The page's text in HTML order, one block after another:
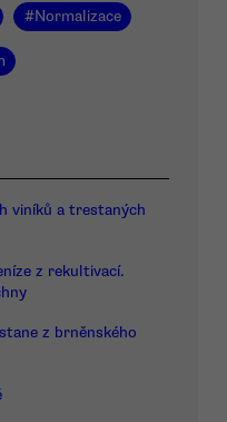
#Normalizace
viníků a trestaných
z rekultivací.
z brněnského